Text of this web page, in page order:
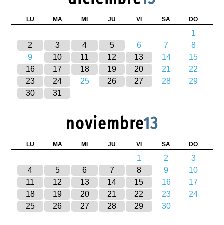
LU MA MI JU VI SA DO
1
2
3 4 5 6 7
8
9
10 11 12 13 14
15
16
17 18 19 20 21
22
23
24 25 26 27 28
29
30
31
noviembre13
LU MA MI JU VI SA DO
1 2
3
4
5 6 7 8 9
10
11
12 13 14 15 16
17
18
19 20 21 22 23
24
25
26 27 28 29 30